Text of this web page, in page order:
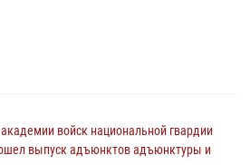
войск национальной гвардии
выпуск адъюнктов адъюнктуры и